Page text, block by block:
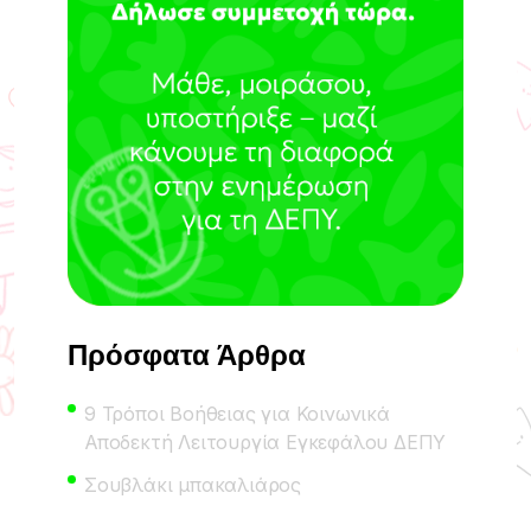
Πρόσφατα Άρθρα
9 Τρόποι Βοήθειας για Κοινωνικά
Αποδεκτή Λειτουργία Εγκεφάλου ΔΕΠΥ
Σουβλάκι μπακαλιάρος